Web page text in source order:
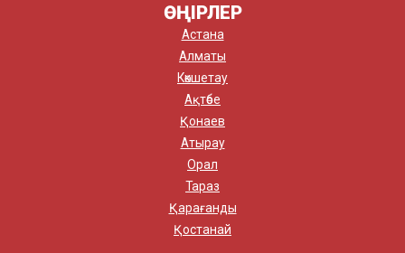
ӨҢІРЛЕР
Астана
Алматы
Көкшетау
Ақтөбе
Қонаев
Атырау
Орал
Тараз
Қарағанды
Қостанай